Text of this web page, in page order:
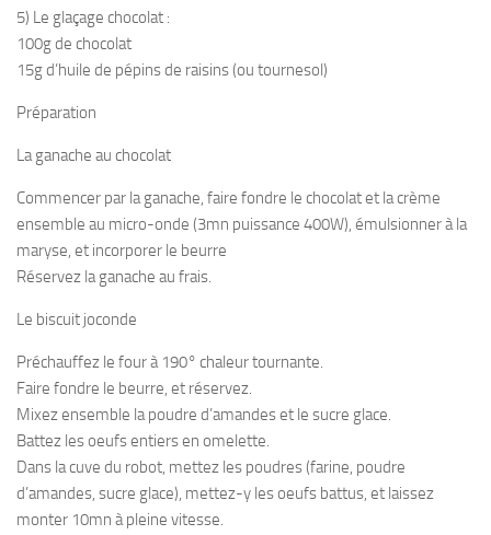
5) Le glaçage chocolat :
100g de chocolat
15g d’huile de pépins de raisins (ou tournesol)
Préparation
La ganache au chocolat
Commencer par la ganache, faire fondre le chocolat et la crème
ensemble au micro-onde (3mn puissance 400W), émulsionner à la
maryse, et incorporer le beurre
Réservez la ganache au frais.
Le biscuit joconde
Préchauffez le four à 190° chaleur tournante.
Faire fondre le beurre, et réservez.
Mixez ensemble la poudre d’amandes et le sucre glace.
Battez les oeufs entiers en omelette.
Dans la cuve du robot, mettez les poudres (farine, poudre
d’amandes, sucre glace), mettez-y les oeufs battus, et laissez
monter 10mn à pleine vitesse.